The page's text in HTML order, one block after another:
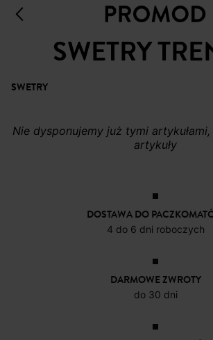
SWETRY
SWETRY
Nie dysponujemy już tymi artykułami, znajdź podobne
artykuły
DOSTAWA DO
4 do 6 dni roboczych
DARMOWE ZWROTY
do 30 dni